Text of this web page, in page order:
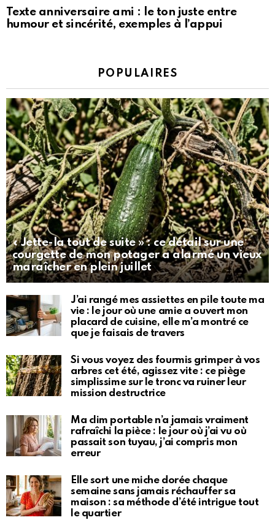
Texte anniversaire ami : le ton juste entre
humour et sincérité, exemples à l’appui
POPULAIRES
« Jette-la tout de suite » : ce détail sur une
courgette de mon potager a alarmé un vieux
maraîcher en plein juillet
J’ai rangé mes assiettes en pile toute ma
vie : le jour où une amie a ouvert mon
placard de cuisine, elle m’a montré ce
que je faisais de travers
Si vous voyez des fourmis grimper à vos
arbres cet été, agissez vite : ce piège
simplissime sur le tronc va ruiner leur
mission destructrice
Ma clim portable n’a jamais vraiment
rafraîchi la pièce : le jour où j’ai vu où
passait son tuyau, j’ai compris mon
erreur
Elle sort une miche dorée chaque
semaine sans jamais réchauffer sa
maison : sa méthode d’été intrigue tout
le quartier